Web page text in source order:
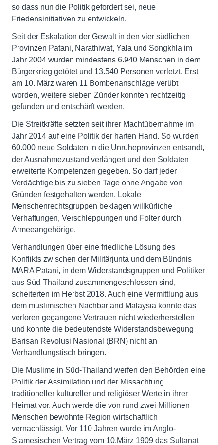
so dass nun die Politik gefordert sei, neue
Friedensinitiativen zu entwickeln.
Seit der Eskalation der Gewalt in den vier südlichen
Provinzen Patani, Narathiwat, Yala und Songkhla im
Jahr 2004 wurden mindestens 6.940 Menschen in dem
Bürgerkrieg getötet und 13.540 Personen verletzt. Erst
am 10. März waren 11 Bombenanschläge verübt
worden, weitere sieben Zünder konnten rechtzeitig
gefunden und entschärft werden.
Die Streitkräfte setzten seit ihrer Machtübernahme im
Jahr 2014 auf eine Politik der harten Hand. So wurden
60.000 neue Soldaten in die Unruheprovinzen entsandt,
der Ausnahmezustand verlängert und den Soldaten
erweiterte Kompetenzen gegeben. So darf jeder
Verdächtige bis zu sieben Tage ohne Angabe von
Gründen festgehalten werden. Lokale
Menschenrechtsgruppen beklagen willkürliche
Verhaftungen, Verschleppungen und Folter durch
Armeeangehörige.
Verhandlungen über eine friedliche Lösung des
Konflikts zwischen der Militärjunta und dem Bündnis
MARA Patani, in dem Widerstandsgruppen und Politiker
aus Süd-Thailand zusammengeschlossen sind,
scheiterten im Herbst 2018. Auch eine Vermittlung aus
dem muslimischen Nachbarland Malaysia konnte das
verloren gegangene Vertrauen nicht wiederherstellen
und konnte die bedeutendste Widerstandsbewegung
Barisan Revolusi Nasional (BRN) nicht an
Verhandlungstisch bringen.
Die Muslime in Süd-Thailand werfen den Behörden eine
Politik der Assimilation und der Missachtung
traditioneller kultureller und religiöser Werte in ihrer
Heimat vor. Auch werde die von rund zwei Millionen
Menschen bewohnte Region wirtschaftlich
vernachlässigt. Vor 110 Jahren wurde im Anglo-
Siamesischen Vertrag vom 10.März 1909 das Sultanat